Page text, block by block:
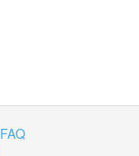
FAQ